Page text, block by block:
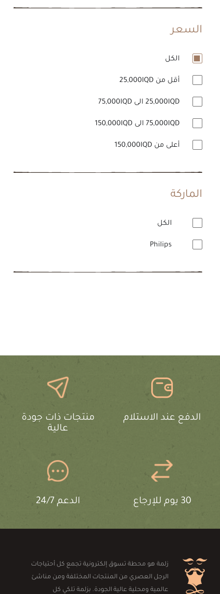
السعر
الكل
أقل من 25,000IQD
أعلى من 150,000IQD
الماركة
الكل
منتجات ذات جودة
عالية
الدفع عند الاستلام
الدعم 24/7 30 يوم للإرجاع
زلمة هو محطة تسوق إلكترونية تجمع كل أحتياجات
الرجل العصري من المنتجات المختلفة ومن مناشئ
عالمية ومحلية عالية الجودة. بزلمة تلكي كل